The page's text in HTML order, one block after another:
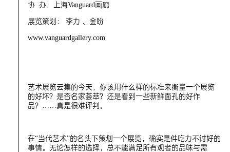
协 办：上海Vanguard画廊
展览策划： 李力 、金盼
www.vanguardgallery.com
艺术展览云集的今天，你该用什么样的标准来衡量一个展览
的好坏？是否名家荟萃？还是看到一些新鲜面孔的好作
品？……真是很难评判。
在“当代艺术”的名头下策划一个展览，确实是件吃力不讨好的
事情。无论怎样的选择，总不能满足所有观者的品味与需